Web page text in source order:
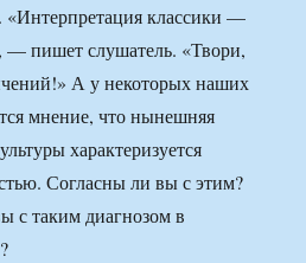
«Интерпретация классики —
— пишет слушатель. «Твори,
А у некоторых наших
мнение, что нынешняя
характеризуется
Согласны ли вы с этим?
с таким диагнозом в